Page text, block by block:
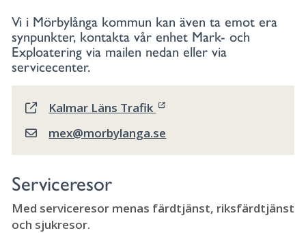
Vi i Mörbylånga kommun kan även ta emot era
synpunkter, kontakta vår enhet Mark- och
Exploatering via mailen nedan eller via
servicecenter.
Kalmar Läns Trafik
mex@morbylanga.se
Serviceresor
Med serviceresor menas färdtjänst, riksfärdtjänst
och sjukresor.